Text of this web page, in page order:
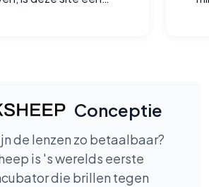
Conceptie
de lenzen zo betaalbaar?
is 's werelds eerste
die brillen tegen